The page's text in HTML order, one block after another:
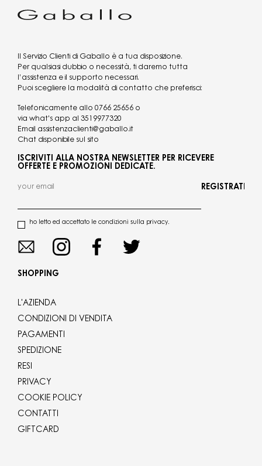
Il Servizio Clienti di Gaballo è a tua disposizione.
Per qualsiasi dubbio o necessità, ti daremo tutta
l’assistenza e il supporto necessari.
Puoi scegliere la modalità di contatto che preferisci:
Telefonicamente allo 0766 25656 o
via what's app al 3519977320
Email assistenzaclienti@gaballo.it
Chat disponibile sul sito
ISCRIVITI ALLA NOSTRA NEWSLETTER PER RICEVERE
OFFERTE E PROMOZIONI DEDICATE.
ho letto ed accettato le condizioni sulla privacy.
REGISTRATI
SHOPPING
L'AZIENDA
CONDIZIONI DI VENDITA
PAGAMENTI
SPEDIZIONE
RESI
PRIVACY
COOKIE POLICY
CONTATTI
GIFTCARD